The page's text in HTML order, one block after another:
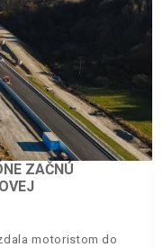
ZAČNÚ
motoristom do